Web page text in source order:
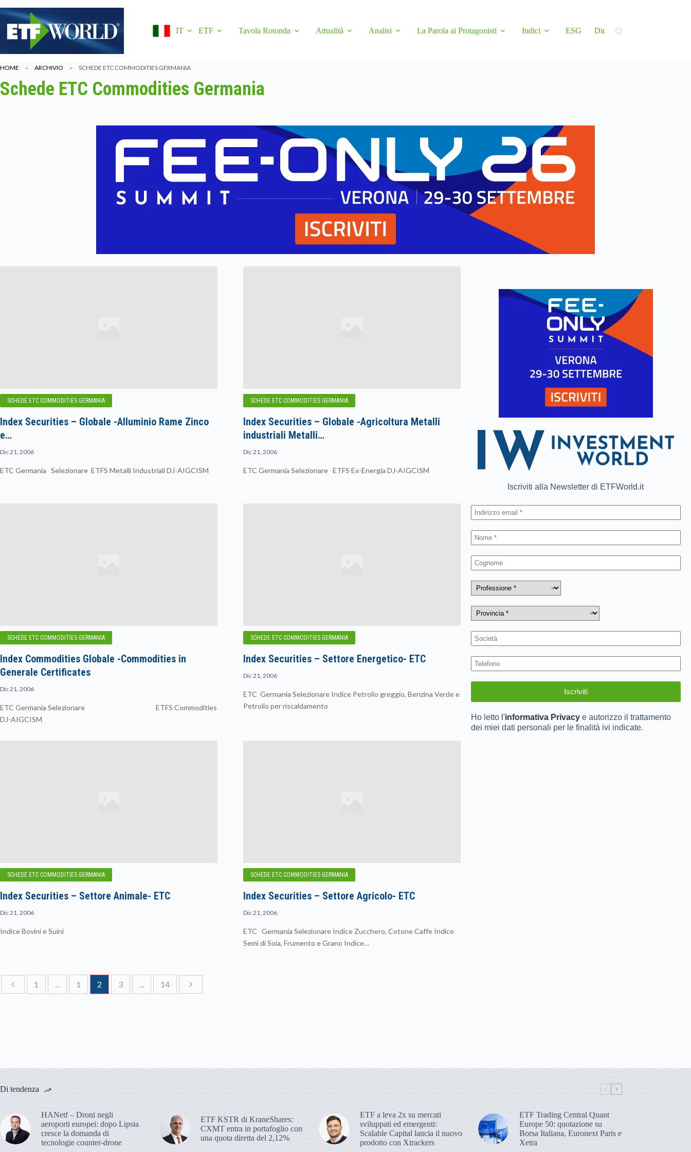
al
contenuto
IT
ETF Tavola Rotonda Attualità Analisi La Parola ai Protagonisti Indici ESG Didattica
HOME ARCHIVIO SCHEDE ETC COMMODITIES GERMANIA
Schede ETC Commodities Germania
SCHEDE ETC COMMODITIES GERMANIA
Index Securities – Globale -Alluminio Rame Zinco
e…
Dic 21, 2006
ETC Germania Selezionare ETFS Metalli Industriali DJ-AIGCISM
SCHEDE ETC COMMODITIES GERMANIA
Index Securities – Globale -Agricoltura Metalli
industriali Metalli…
Dic 21, 2006
ETC Germania Selezionare ETFS Ex-Energia DJ-AIGCISM
SCHEDE ETC COMMODITIES GERMANIA
Index Commodities Globale -Commodities in
Generale Certificates
Dic 21, 2006
ETC Germania Selezionare ETFS Commodities
DJ-AIGCISM
SCHEDE ETC COMMODITIES GERMANIA
Index Securities – Settore Energetico- ETC
Dic 21, 2006
ETC Germania Selezionare Indice Petrolio greggio, Benzina Verde e
Petrolio per riscaldamento
SCHEDE ETC COMMODITIES GERMANIA
Index Securities – Settore Animale- ETC
Dic 21, 2006
Indice Bovini e Suini
SCHEDE ETC COMMODITIES GERMANIA
Index Securities – Settore Agricolo- ETC
Dic 21, 2006
ETC Germania Selezionare Indice Zucchero, Cotone Caffe Indice
Semi di Soia, Frumento e Grano Indice…
1 1 2 3 14
Iscriviti alla Newsletter di ETFWorld.it
Ho letto l'informativa Privacye autorizzo il trattamento
dei miei dati personali per le finalità ivi indicate.
Di tendenza
HANetf – Droni negli
aeroporti europei: dopo Lipsia
cresce la domanda di
tecnologie counter-drone
ETF KSTR di KraneShares:
CXMT entra in portafoglio con
una quota diretta del 2,12%
ETF a leva 2x su mercati
sviluppati ed emergenti:
Scalable Capital lancia il nuovo
prodotto con Xtrackers
ETF Trading Central Quant
Europe 50: quotazione su
Borsa Italiana, Euronext Paris e
Xetra